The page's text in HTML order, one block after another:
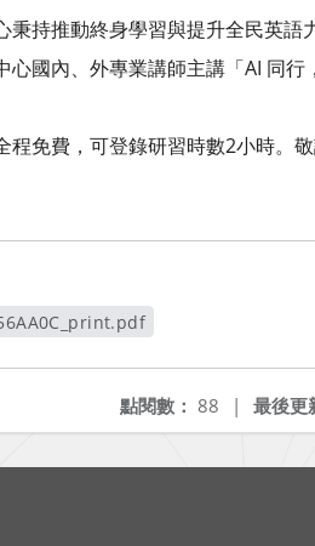
持推動終身學習與提升全民英語
國內、外專業講師主講「AI 同行
免費，可登錄研習時數2小時。
最後更
點閱數： 88 |